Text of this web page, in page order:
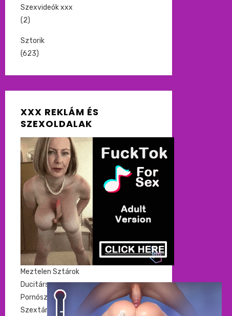
Szexvideók xxx
(2)
Sztorik
(623)
XXX REKLÁM ÉS
SZEXOLDALAK
Meztelen Sztárok
Ducitárs
Pornósztorik
Szextárs kereső